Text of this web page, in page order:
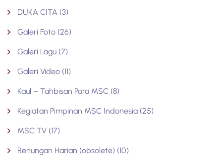
DUKA CITA (3)
Galeri Foto (26)
Galeri Lagu (7)
Galeri Video (11)
Kaul – Tahbisan Para MSC (8)
Kegiatan Pimpinan MSC Indonesia (25)
MSC TV (17)
Renungan Harian (obsolete) (10)